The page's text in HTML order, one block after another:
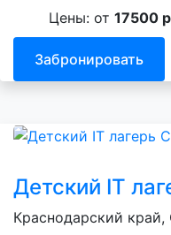
Цены: от 17500
Забронировать
Детский IT
Краснодарский край,